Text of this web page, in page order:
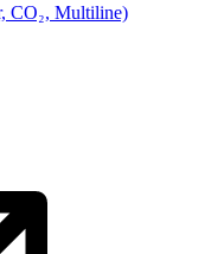
CO₂, Multiline)